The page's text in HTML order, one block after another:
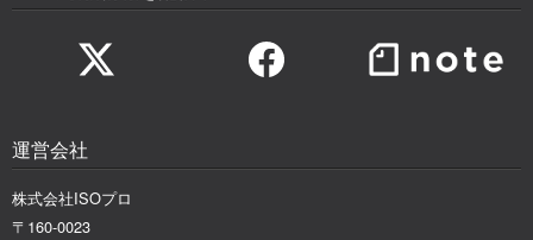
運営会社
株式会社ISOプロ
〒160-0023